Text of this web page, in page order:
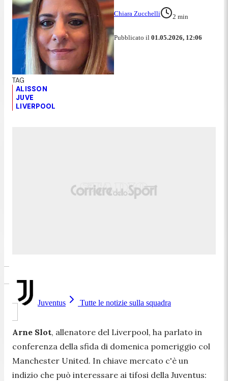
Chiara Zucchelli 2 min
Pubblicato il 01.05.2026, 12:06
ALISSON
JUVE
LIVERPOOL
Juventus Tutte le notizie sulla squadra
Arne Slot, allenatore del Liverpool, ha parlato in
conferenza della sfida di domenica pomeriggio col
Manchester United. In chiave mercato c'è un
indizio che può interessare ai tifosi della Juventus: